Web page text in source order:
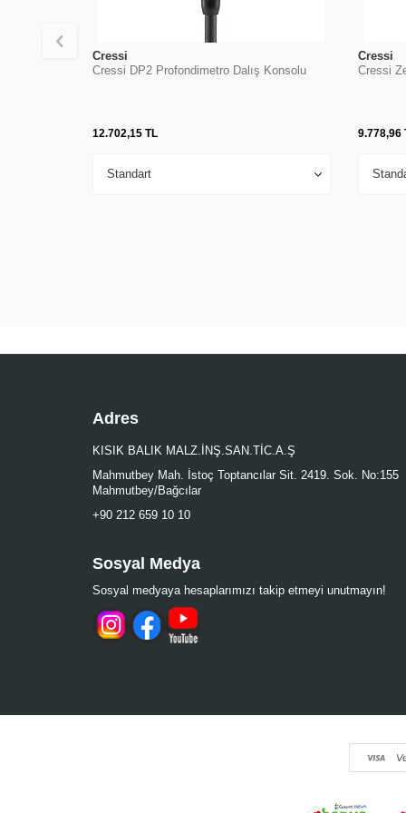
Cressi
Cressi DP2 Profondimetro Dalış Konsolu
12.702,15 TL
Cressi
Cressi
9.778,96
Adres
KISIK BALIK MALZ.İNŞ.SAN.TİC.A.Ş
Mahmutbey Mah. İstoç Toptancılar Sit. 2419. Sok. No:155
Mahmutbey/Bağcılar
+90 212 659 10 10
Sosyal Medya
Sosyal medyaya hesaplarımızı takip etmeyi unutmayın!